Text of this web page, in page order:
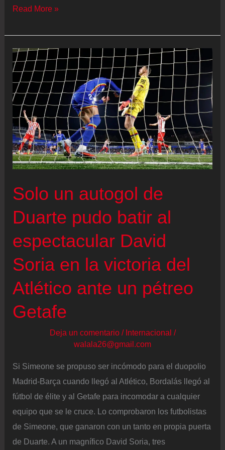
Atlético
Brujas
en
directo
|
Sorloth
adelanta
al
Atlético
Read More »
Solo un autogol de
Duarte pudo batir al
espectacular David
Soria en la victoria del
Atlético ante un pétreo
Getafe
Deja un comentario / Internacional /
walala26@gmail.com
Si Simeone se propuso ser incómodo para el duopolio
Madrid-Barça cuando llegó al Atlético, Bordalás llegó al
fútbol de élite y al Getafe para incomodar a cualquier
equipo que se le cruce. Lo comprobaron los futbolistas
de Simeone, que ganaron con un tanto en propia puerta
de Duarte. A un magnífico David Soria, tres